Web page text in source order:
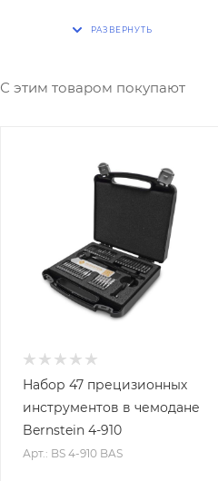
С этим товаром покупают
Набор 47 прецизионных
инструментов в чемодане
Bernstein 4-910
Арт.: BS 4-910 BAS